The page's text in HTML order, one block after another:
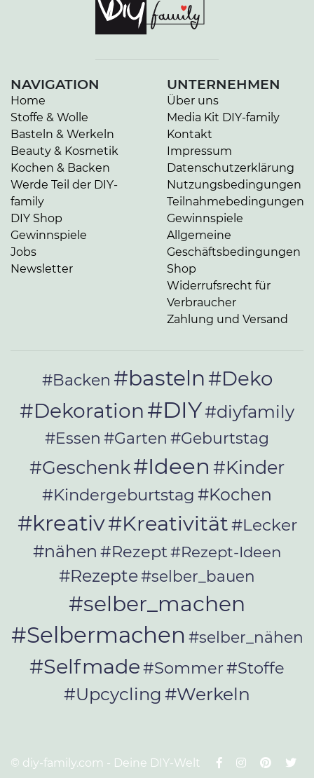
NAVIGATION
Home
Stoffe & Wolle
Basteln & Werkeln
Beauty & Kosmetik
Kochen & Backen
Werde Teil der DIY-
family
DIY Shop
Gewinnspiele
Jobs
Newsletter
UNTERNEHMEN
Über uns
Media Kit DIY-family
Kontakt
Impressum
Datenschutzerklärung
Nutzungsbedingungen
Teilnahmebedingungen
Gewinnspiele
Allgemeine
Geschäftsbedingungen
Shop
Widerrufsrecht für
Verbraucher
Zahlung und Versand
#Backen #basteln#Deko
#Dekoration #DIY#diyfamily
#Essen #Garten #Geburtstag
#Geschenk#Ideen #Kinder
#Kindergeburtstag #Kochen
#kreativ#Kreativität#Lecker
#nähen #Rezept#Rezept-Ideen
#Rezepte#selber_bauen
#selber_machen
#Selbermachen #selber_nähen
#Selfmade#Sommer#Stoffe
#Upcycling #Werkeln
© diy-family.com - Deine DIY-Welt